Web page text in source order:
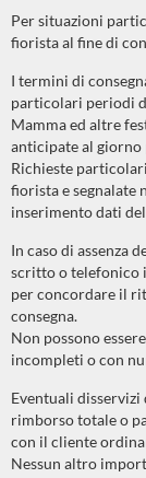
Per situazioni
fiorista al fine di
I termini di
particolari periodi
Mamma ed altre
anticipate al giorno
Richieste
fiorista e segnalate
inserimento dati
In caso di assenza
scritto o telefonico
per concordare il
consegna.
Non possono
incompleti o con
Eventuali
rimborso totale o
con il cliente
Nessun altro